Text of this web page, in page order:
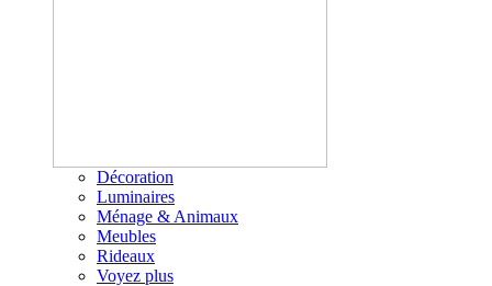
Décoration
Luminaires
Ménage & Animaux
Meubles
Rideaux
Voyez plus